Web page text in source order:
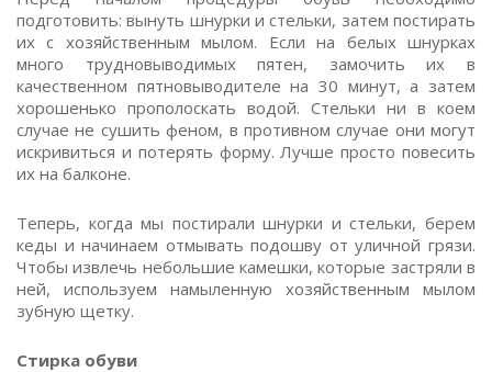
подготовить: вынуть шнурки и стельки, затем постирать
их с хозяйственным мылом. Если на белых шнурках
много трудновыводимых пятен, замочить их в
качественном пятновыводителе на 30 минут, а затем
хорошенько прополоскать водой. Стельки ни в коем
случае не сушить феном, в противном случае они могут
искривиться и потерять форму. Лучше просто повесить
их на балконе.
Теперь, когда мы постирали шнурки и стельки, берем
кеды и начинаем отмывать подошву от уличной грязи.
Чтобы извлечь небольшие камешки, которые застряли в
ней, используем намыленную хозяйственным мылом
зубную щетку.
Стирка обуви